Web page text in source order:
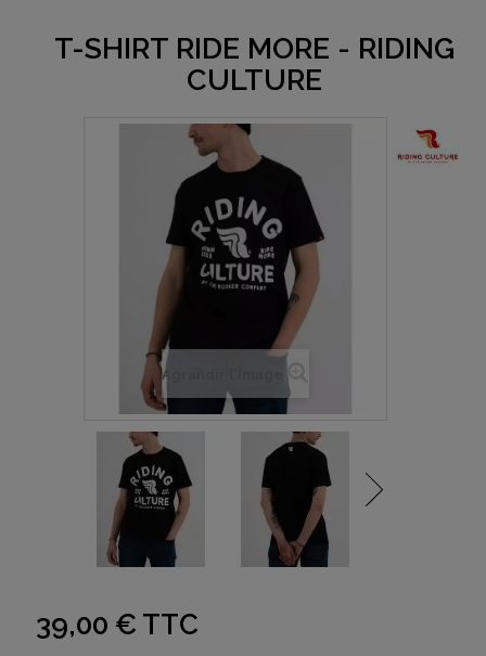
T-SHIRT RIDE MORE - RIDING
CULTURE
Agrandir l'image
39,00 € TTC